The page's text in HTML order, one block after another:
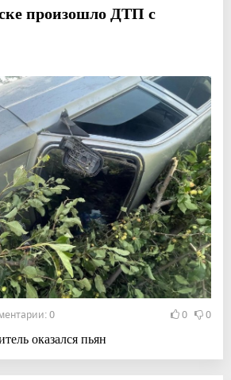
произошло ДТП с
0 0 0
оказался пьян